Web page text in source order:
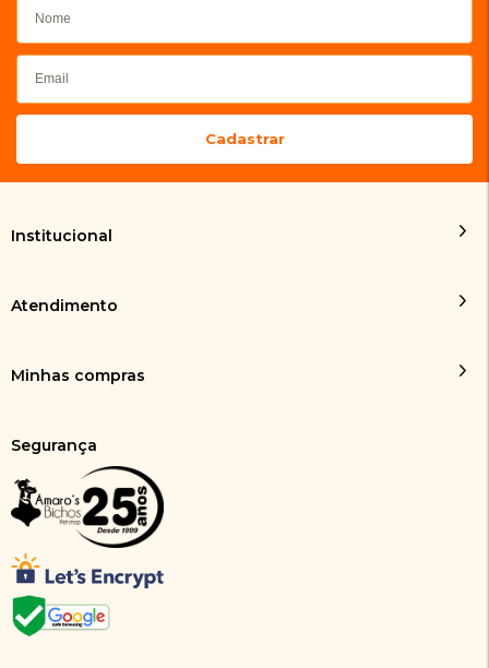
Institucional
Atendimento
Minhas compras
Segurança